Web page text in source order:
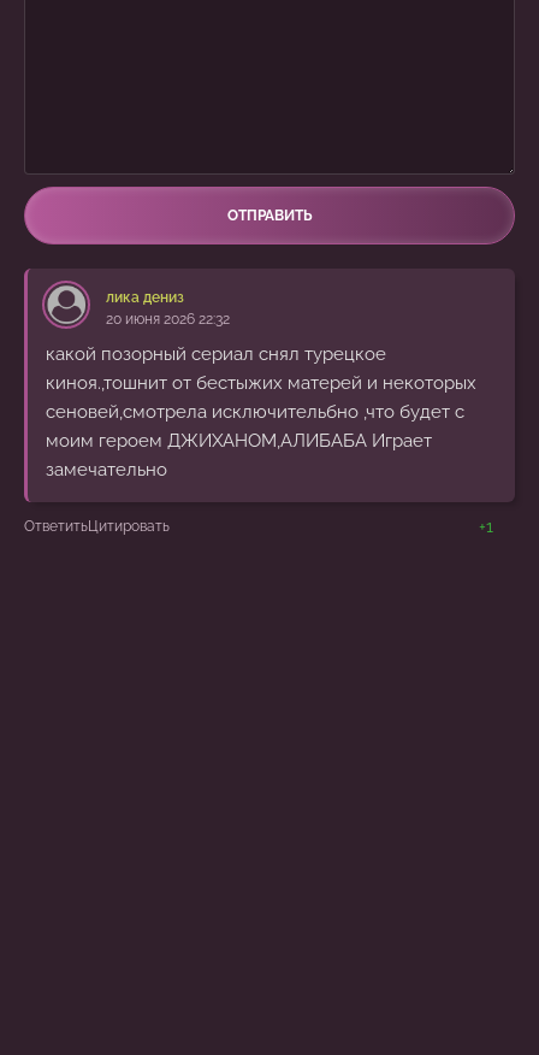
ОТПРАВИТЬ
лика дениз
20 июня 2026 22:32
какой позорный сериал снял турецкое
киноя.,тошнит от бестыжих матерей и некоторых
сеновей,смотрела исключительбно ,что будет с
моим героем ДЖИХАНОМ,АЛИБАБА Играет
замечательно
ОтветитьЦитировать +1